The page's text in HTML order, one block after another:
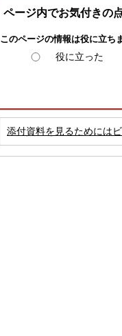
ページ内でお気付きの
このページの情報は役に立ち
役に立った
添付資料を見るためには